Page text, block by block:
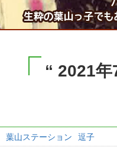
“ 2021
葉山ステーション 逗子